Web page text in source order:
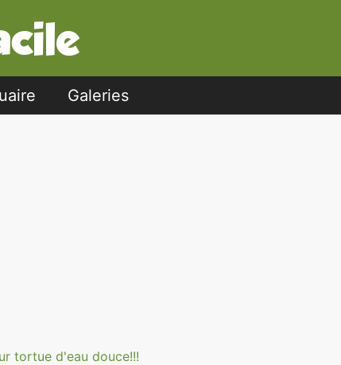
Galeries
tortue d'eau douce!!!